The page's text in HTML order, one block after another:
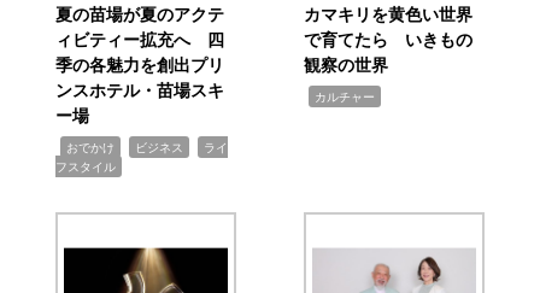
夏の苗場が夏のアクテ
ィビティー拡充へ 四
季の各魅力を創出プリ
ンスホテル・苗場スキ
ー場
おでかけ ビジネス
ライ
フスタイル
カマキリを黄色い世界
で育てたら いきもの
観察の世界
カルチャー